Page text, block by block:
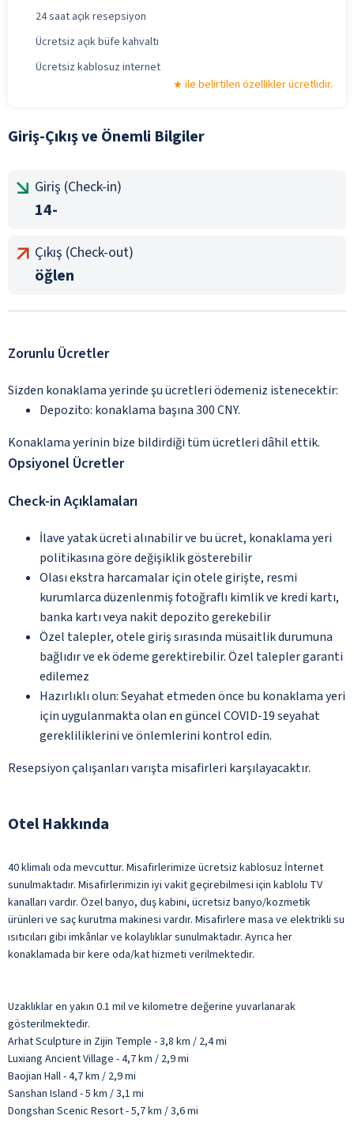
24 saat açık resepsiyon
Ücretsiz açık büfe kahvaltı
Ücretsiz kablosuz internet
ile belirtilen özellikler ücretlidir.
Giriş-Çıkış ve Önemli Bilgiler
Giriş (Check-in)
14-
Çıkış (Check-out)
öğlen
Zorunlu Ücretler
Sizden konaklama yerinde şu ücretleri ödemeniz istenecektir:
Depozito: konaklama başına 300 CNY.
Konaklama yerinin bize bildirdiği tüm ücretleri dâhil ettik.
Opsiyonel Ücretler
Check-in Açıklamaları
İlave yatak ücreti alınabilir ve bu ücret, konaklama yeri
politikasına göre değişiklik gösterebilir
Olası ekstra harcamalar için otele girişte, resmi
kurumlarca düzenlenmiş fotoğraflı kimlik ve kredi kartı,
banka kartı veya nakit depozito gerekebilir
Özel talepler, otele giriş sırasında müsaitlik durumuna
bağlıdır ve ek ödeme gerektirebilir. Özel talepler garanti
edilemez
Hazırlıklı olun: Seyahat etmeden önce bu konaklama yeri
için uygulanmakta olan en güncel COVID-19 seyahat
gerekliliklerini ve önlemlerini kontrol edin.
Resepsiyon çalışanları varışta misafirleri karşılayacaktır.
Otel Hakkında
40 klimalı oda mevcuttur. Misafirlerimize ücretsiz kablosuz İnternet
sunulmaktadır. Misafirlerimizin iyi vakit geçirebilmesi için kablolu TV
kanalları vardır. Özel banyo, duş kabini, ücretsiz banyo/kozmetik
ürünleri ve saç kurutma makinesi vardır. Misafirlere masa ve elektrikli su
ısıtıcıları gibi imkânlar ve kolaylıklar sunulmaktadır. Ayrıca her
konaklamada bir kere oda/kat hizmeti verilmektedir.
Uzaklıklar en yakın 0.1 mil ve kilometre değerine yuvarlanarak
gösterilmektedir.
Arhat Sculpture in Zijin Temple - 3,8 km / 2,4 mi
Luxiang Ancient Village - 4,7 km / 2,9 mi
Baojian Hall - 4,7 km / 2,9 mi
Sanshan Island - 5 km / 3,1 mi
Dongshan Scenic Resort - 5,7 km / 3,6 mi